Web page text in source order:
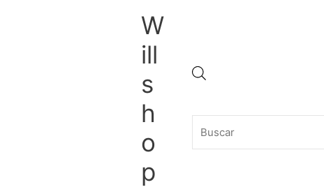
W
ill
s
h
o
p
de